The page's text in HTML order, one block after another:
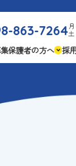
863-7264
保護者の方へ
ゴールデンエイ
採